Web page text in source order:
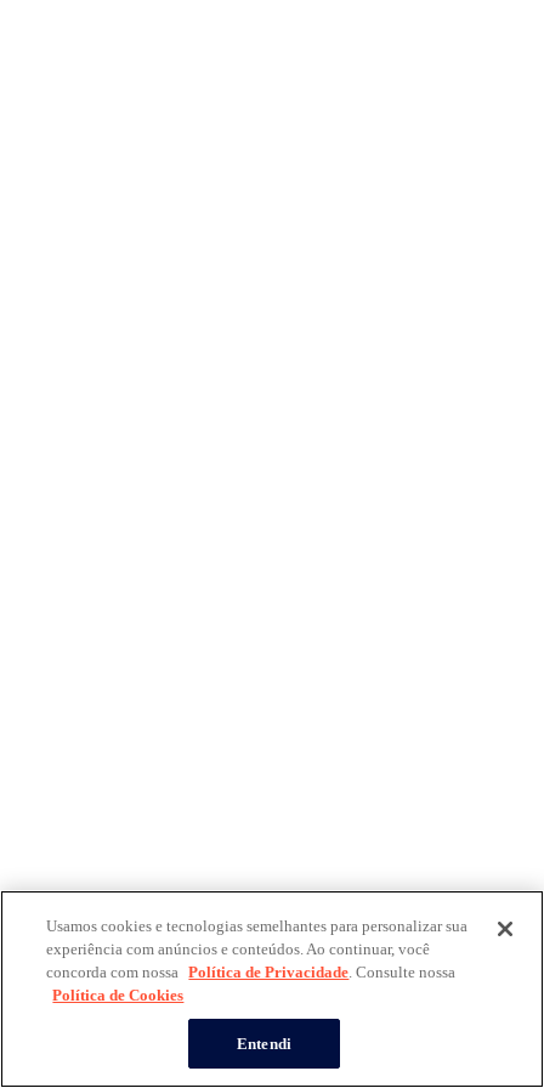
Usamos cookies e tecnologias semelhantes para personalizar sua
experiência com anúncios e conteúdos. Ao continuar, você
concorda com nossa Política de Privacidade. Consulte nossa
Política de Cookies
Entendi